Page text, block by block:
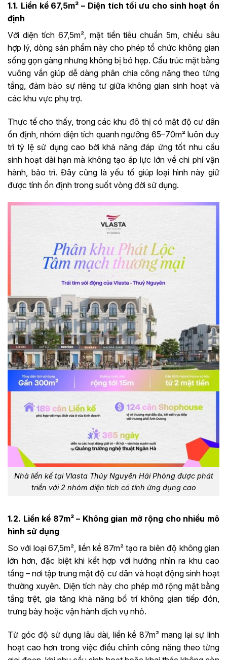
1.1. Liền kề 67,5m² – Diện tích tối ưu cho sinh hoạt ổn
định
Với diện tích 67,5m², mặt tiền tiêu chuẩn 5m, chiều sâu
hợp lý, dòng sản phẩm này cho phép tổ chức không gian
sống gọn gàng nhưng không bị bó hẹp. Cấu trúc mặt bằng
vuông vắn giúp dễ dàng phân chia công năng theo từng
tầng, đảm bảo sự riêng tư giữa không gian sinh hoạt và
các khu vực phụ trợ.
Thực tế cho thấy, trong các khu đô thị có mật độ cư dân
ổn định, nhóm diện tích quanh ngưỡng 65–70m² luôn duy
trì tỷ lệ sử dụng cao bởi khả năng đáp ứng tốt nhu cầu
sinh hoạt dài hạn mà không tạo áp lực lớn về chi phí vận
hành, bảo trì. Đây cũng là yếu tố giúp loại hình này giữ
được tính ổn định trong suốt vòng đời sử dụng.
Nhà liền kề tại Vlasta Thủy Nguyên Hải Phòng được phát
triển với 2 nhóm diện tích có tính ứng dụng cao
1.2. Liền kề 87m² – Không gian mở rộng cho nhiều mô
hình sử dụng
So với loại 67,5m², liền kề 87m² tạo ra biên độ không gian
lớn hơn, đặc biệt khi kết hợp với hướng nhìn ra khu cao
tầng – nơi tập trung mật độ cư dân và hoạt động sinh hoạt
thường xuyên. Diện tích này cho phép mở rộng mặt bằng
tầng trệt, gia tăng khả năng bố trí không gian tiếp đón,
trưng bày hoặc vận hành dịch vụ nhỏ.
Từ góc độ sử dụng lâu dài, liền kề 87m² mang lại sự linh
hoạt cao hơn trong việc điều chỉnh công năng theo từng